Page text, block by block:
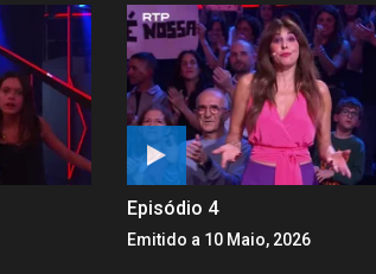
Episódio 4
Emitido a 10 Maio, 2026